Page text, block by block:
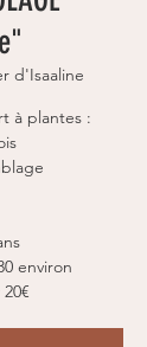
d'Isaaline
à plantes :
environ